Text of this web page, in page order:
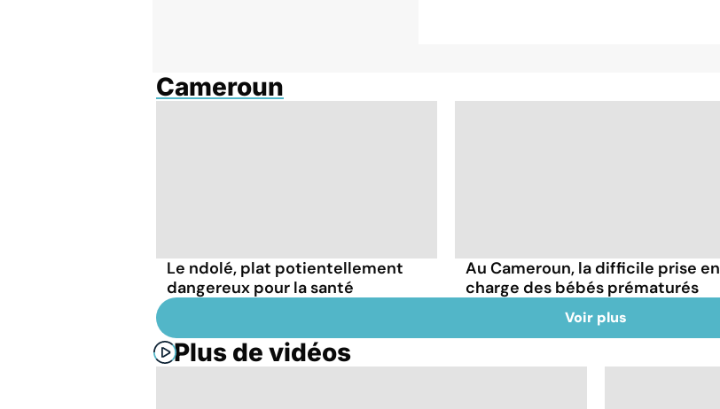
Cameroun
Le ndolé, plat potientellement
dangereux pour la santé
Au Cameroun, la difficile prise en
charge des bébés prématurés
Voir plus
Plus de vidéos